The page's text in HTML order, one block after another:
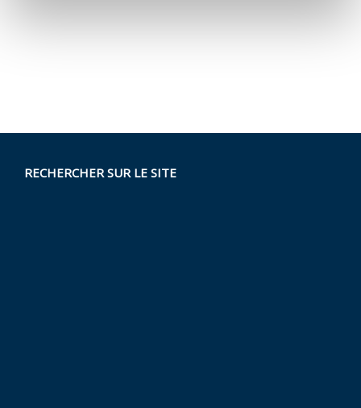
RECHERCHER SUR LE SITE